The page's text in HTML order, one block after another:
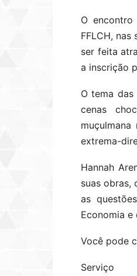
O
FFLCH,
ser feita
a inscrição
O tema
cenas
extrema-
Hannah
suas obras,
as
Economia e
Você pode
Serviço